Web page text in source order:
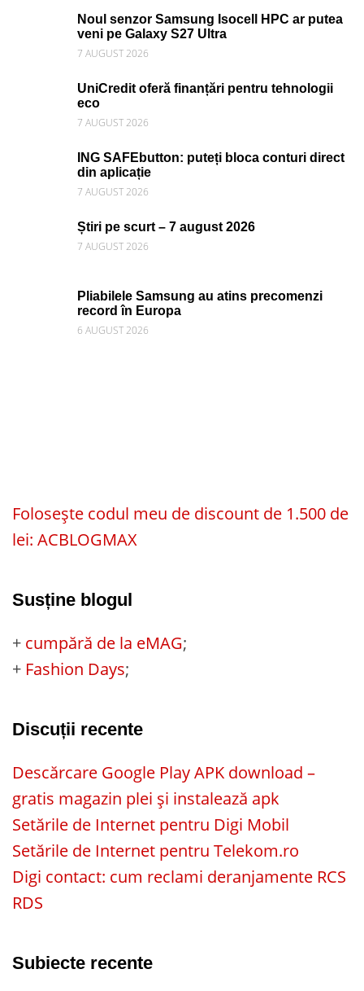
Noul senzor Samsung Isocell HPC ar putea
veni pe Galaxy S27 Ultra
7 AUGUST 2026
UniCredit oferă finanțări pentru tehnologii
eco
7 AUGUST 2026
ING SAFEbutton: puteți bloca conturi direct
din aplicație
7 AUGUST 2026
Știri pe scurt – 7 august 2026
7 AUGUST 2026
Pliabilele Samsung au atins precomenzi
record în Europa
6 AUGUST 2026
Folosește codul meu de discount de 1.500 de
lei: ACBLOGMAX
Susține blogul
+ cumpără de la eMAG;
+ Fashion Days;
Discuții recente
Descărcare Google Play APK download –
gratis magazin plei și instalează apk
Setările de Internet pentru Digi Mobil
Setările de Internet pentru Telekom.ro
Digi contact: cum reclami deranjamente RCS
RDS
Subiecte recente